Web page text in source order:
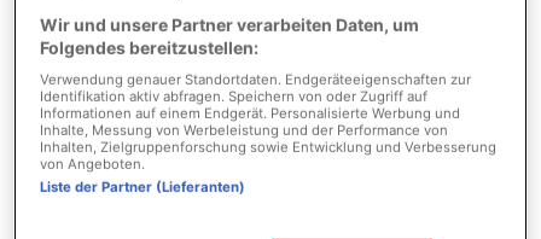
Flächen
Schlafzimmer 5
Badezimmer
Wir und unsere Partner verarbeiten Daten, um
Folgendes bereitzustellen:
Verwendung genauer Standortdaten. Endgeräteeigenschaften zur
Identifikation aktiv abfragen. Speichern von oder Zugriff auf
Informationen auf einem Endgerät. Personalisierte Werbung und
Inhalte, Messung von Werbeleistung und der Performance von
Inhalten, Zielgruppenforschung sowie Entwicklung und Verbesserung
von Angeboten.
Liste der Partner (Lieferanten)